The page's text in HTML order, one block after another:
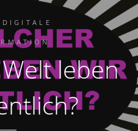
DIGITALE
leben